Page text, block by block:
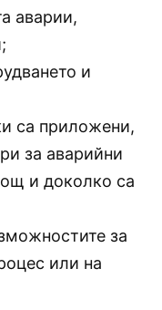
аварии,
и
са приложени,
за аварийни
и доколко са
за
или на